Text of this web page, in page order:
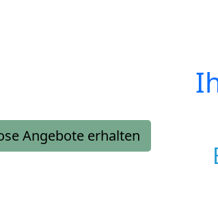
Angebote erhalten